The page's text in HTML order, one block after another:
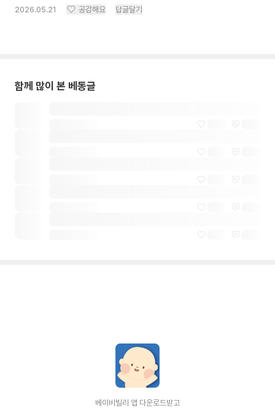
2026.05.21 공감해요 답글달기
함께 많이 본 베동글
베이비빌리 앱 다운로드받고